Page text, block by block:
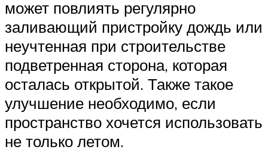
может повлиять регулярно
заливающий пристройку дождь или
неучтенная при строительстве
подветренная сторона, которая
осталась открытой. Также такое
улучшение необходимо, если
пространство хочется использовать
не только летом.